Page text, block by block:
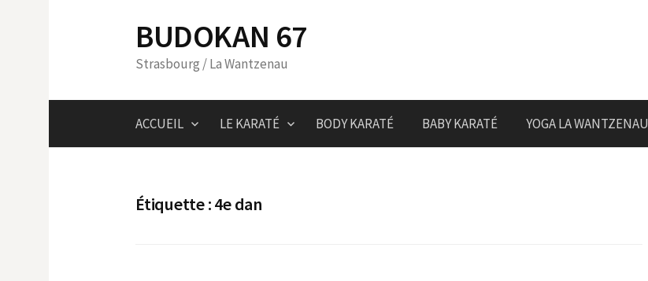
BUDOKAN 67
Strasbourg / La Wantzenau
ACCUEIL LE KARATÉ BODY KARATÉ BABY KARATÉ YOGA LA WANTZENAU
Étiquette :4e dan